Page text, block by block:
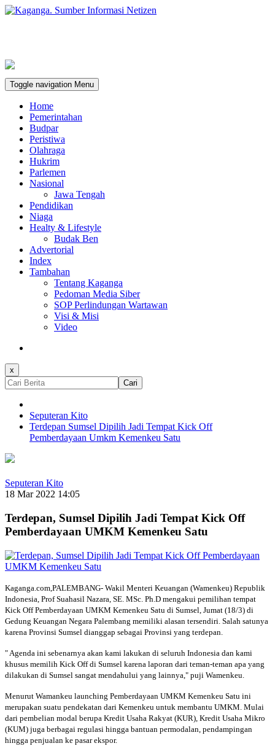
Toggle navigation Menu
Home
Pemerintahan
Budpar
Peristiwa
Olahraga
Hukrim
Parlemen
Nasional
Jawa Tengah
Pendidikan
Niaga
Healty & Lifestyle
Budak Ben
Advertorial
Index
Tambahan
Tentang Kaganga
Pedoman Media Siber
SOP Perlindungan Wartawan
Visi & Misi
Video
x
Cari
Seputeran Kito
Terdepan Sumsel Dipilih Jadi Tempat Kick Off
Pemberdayaan Umkm Kemenkeu Satu
Seputeran Kito
18 Mar 2022 14:05
Terdepan, Sumsel Dipilih Jadi Tempat Kick Off
Pemberdayaan UMKM Kemenkeu Satu
Kaganga.com,PALEMBANG- Wakil Menteri Keuangan (Wamenkeu) Republik
Indonesia, Prof Suahasil Nazara, SE. MSc. Ph.D mengakui pemilihan tempat
Kick Off Pemberdayaan UMKM Kemenkeu Satu di Sumsel, Jumat (18/3) di
Gedung Keuangan Negara Palembang memiliki alasan tersendiri. Salah satunya
karena Provinsi Sumsel dianggap sebagai Provinsi yang terdepan.
" Agenda ini sebenarnya akan kami lakukan di seluruh Indonesia dan kami
khusus memilih Kick Off di Sumsel karena laporan dari teman-teman apa yang
dilakukan di Sumsel sangat mendahului yang lainnya," puji Wamenkeu.
Menurut Wamankeu launching Pemberdayaan UMKM Kemenkeu Satu ini
merupakan suatu pendekatan dari Kemenkeu untuk membantu UMKM. Mulai
dari pembelian modal berupa Kredit Usaha Rakyat (KUR), Kredit Usaha Mikro
(KUM) juga berbagai regulasi hingga bantuan permodalan, pendampingan
hingga penjualan ke pasar ekspor.